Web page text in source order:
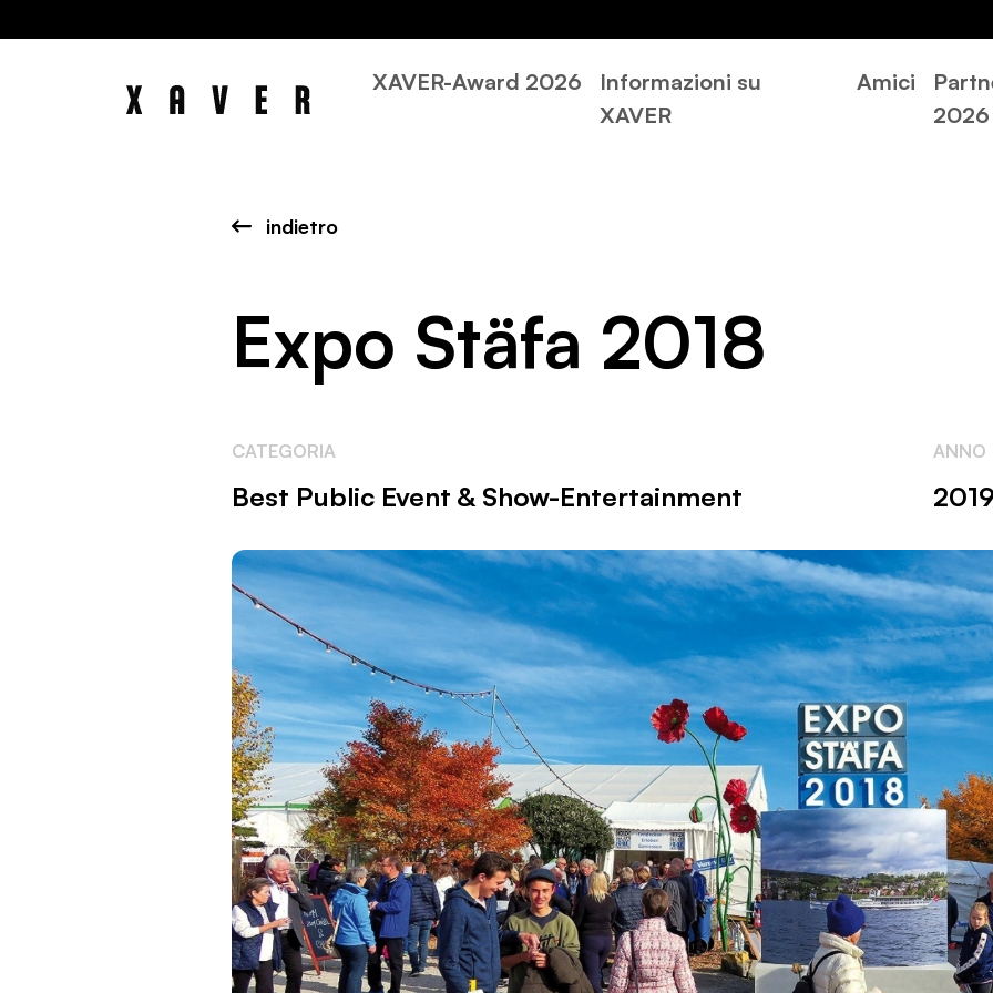
XAVER-Award 2026
Informazioni su
XAVER
Amici
2026
indietro
Expo Stäfa 2018
CATEGORIA
Best Public Event & Show-Entertainment
ANNO